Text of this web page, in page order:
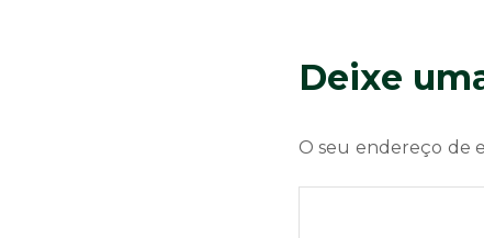
Deixe
O seu endereço de